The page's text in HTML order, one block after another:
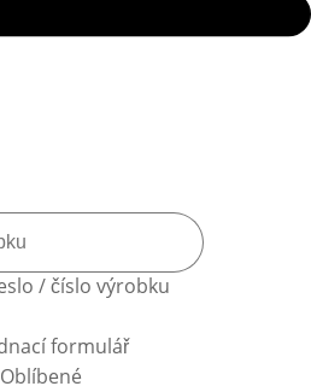
/ číslo výrobku
formulář
Oblíbené